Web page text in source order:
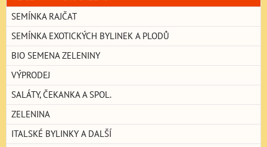
SEMÍNKA RAJČAT
SEMÍNKA EXOTICKÝCH BYLINEK A PLODŮ
BIO SEMENA ZELENINY
VÝPRODEJ
SALÁTY, ČEKANKA A SPOL.
ZELENINA
ITALSKÉ BYLINKY A DALŠÍ